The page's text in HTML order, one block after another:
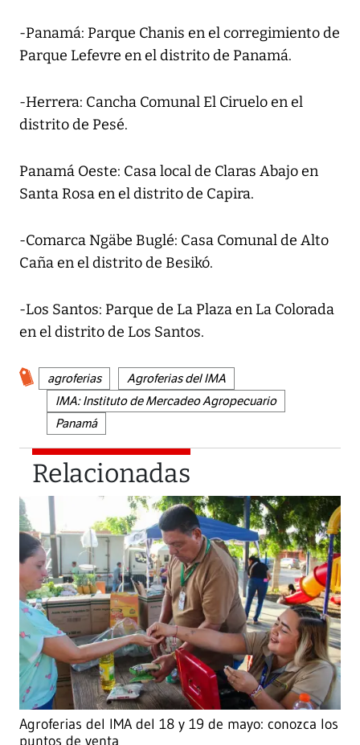
-Panamá: Parque Chanis en el corregimiento de
Parque Lefevre en el distrito de Panamá.
-Herrera: Cancha Comunal El Ciruelo en el
distrito de Pesé.
Panamá Oeste: Casa local de Claras Abajo en
Santa Rosa en el distrito de Capira.
-Comarca Ngäbe Buglé: Casa Comunal de Alto
Caña en el distrito de Besikó.
-Los Santos: Parque de La Plaza en La Colorada
en el distrito de Los Santos.
agroferias
Agroferias del IMA
IMA: Instituto de Mercadeo Agropecuario
Panamá
Relacionadas
Agroferias del IMA del 18 y 19 de mayo: conozca los
puntos de venta